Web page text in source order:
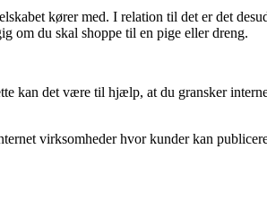
kører med. I relation til det er det
om du skal shoppe til en pige eller dreng.
kan det være til hjælp, at du gransker
virksomheder hvor kunder kan